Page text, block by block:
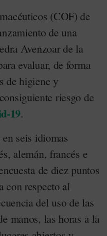
(COF) de
de una
Avenzoar de la
evaluar, de forma
de higiene y
riesgo de
19.
seis idiomas
alemán, francés e
de diez puntos
con respecto al
del uso de las
manos, las horas a la